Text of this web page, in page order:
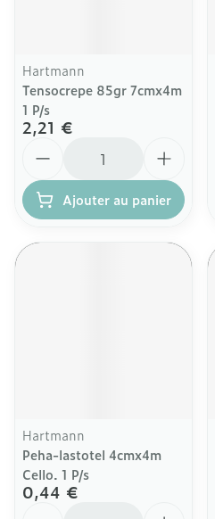
Hartmann
Tensocrepe 85gr 7cmx4m
1 P/s
2,21 €
Ajouter au panier
Hartmann
Peha-lastotel 4cmx4m
Cello. 1 P/s
0,44 €